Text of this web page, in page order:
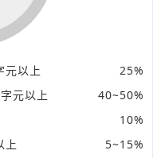
元以上
25%
元以上
40~50%
10%
上 5~15%